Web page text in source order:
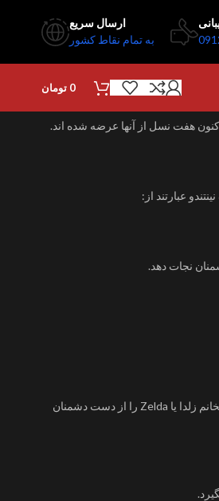
ارسال سریع
به تمام نقاط کشور
0 تومان
عبارتند از:
افسانه زلدا یا The Legend of Zelda: یک سری بازی اکشن و ماجراجویی که داستان یک پسر به نام لینک یا Link را روایت میکند که باید بازیهای مختلفی را پشت سر بگذارد و شاهزادهخانم زلدا یا Zelda را از دست دشمنان